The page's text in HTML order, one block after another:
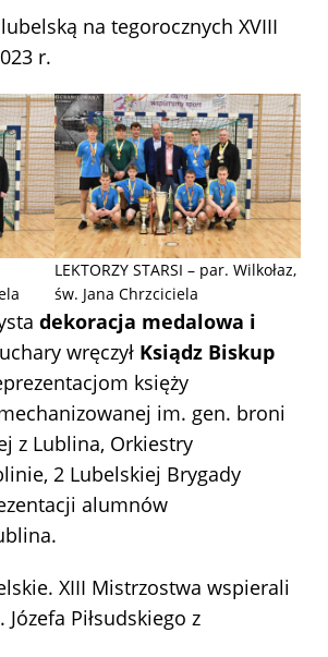
na tegorocznych XVIII
r.
LEKTORZY STARSI – par. Wilkołaz,
św. Jana Chrzciciela
dekoracja medalowa i
wręczył Ksiądz Biskup
księży
im. gen. broni
z Lublina, Orkiestry
2 Lubelskiej Brygady
alumnów
XIII Mistrzostwa wspierali
Piłsudskiego z